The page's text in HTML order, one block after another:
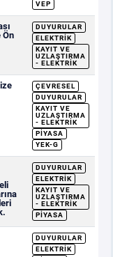
VEP
Ön
DUYURULAR
ELEKTRIK
KAYIT VE
UZLAŞTIRMA
- ELEKTRIK
ÇEVRESEL
DUYURULAR
KAYIT VE
UZLAŞTIRMA
- ELEKTRIK
PIYASA
YEK-G
DUYURULAR
ELEKTRIK
KAYIT VE
UZLAŞTIRMA
- ELEKTRIK
PIYASA
DUYURULAR
ELEKTRIK